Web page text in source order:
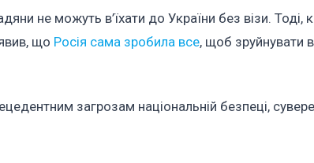
не можуть в’їхати до України без візи. Тоді,
що Росія сама зробила все, щоб зруйнувати
загрозам національній безпеці,